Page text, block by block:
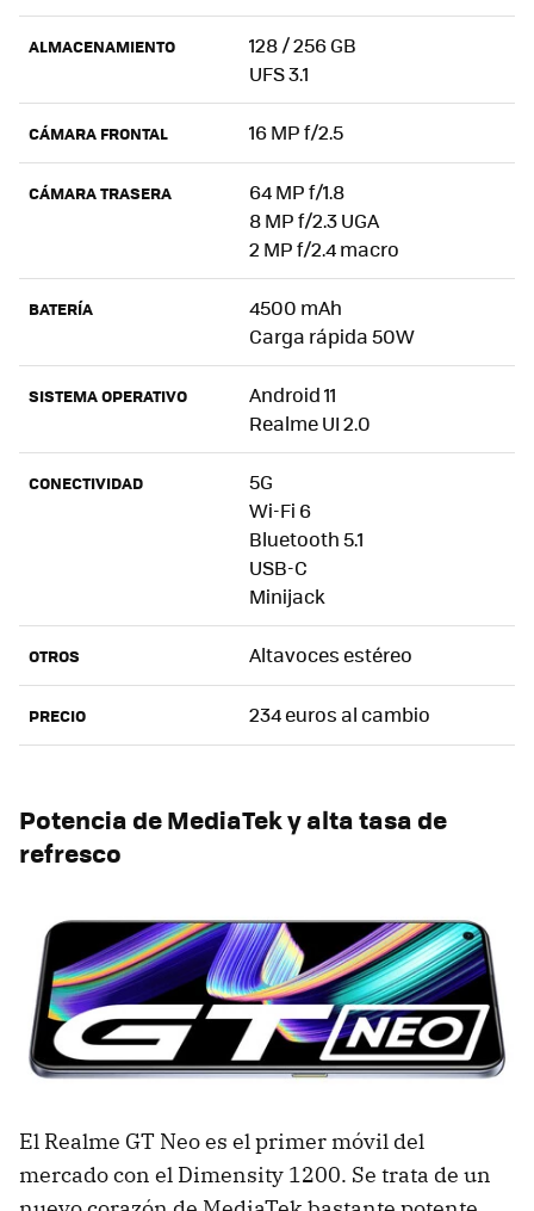
ALMACENAMIENTO
128 / 256 GB
UFS 3.1
CÁMARA FRONTAL 16 MP f/2.5
CÁMARA TRASERA
64 MP f/1.8
8 MP f/2.3 UGA
2 MP f/2.4 macro
BATERÍA
4500 mAh
Carga rápida 50W
SISTEMA OPERATIVO
Android 11
Realme UI 2.0
CONECTIVIDAD
5G
Wi-Fi 6
Bluetooth 5.1
USB-C
Minijack
OTROS Altavoces estéreo
PRECIO 234 euros al cambio
Potencia de MediaTek y alta tasa de
refresco
El Realme GT Neo es el primer móvil del
mercado con el Dimensity 1200. Se trata de un